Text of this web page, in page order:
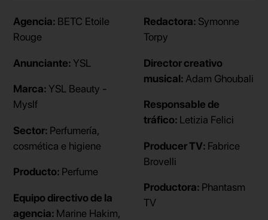
Agencia: BETC Etoile
Rouge
Anunciante: YSL
Marca: YSL Beauty -
Myslf
Sector: Perfumería,
cosmética e higiene
Producto: Perfume
Equipo directivo de la
agencia: Marine Hakim,
Redactora: Symonne
Torpy
Director creativo
musical: Adam Ghoubali
Responsable de
tráfico: Letizia Felici
Producer TV: Fabrice
Brovelli
Productora: Phantasm
TV